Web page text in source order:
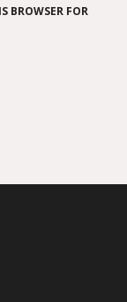
BROWSER FOR